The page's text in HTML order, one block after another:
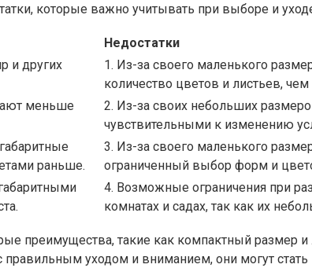
которые важно учитывать при выборе и
Недостатки
и других
1. Из-за своего маленького
количество цветов и листьев,
меньше
2. Из-за своих небольших
чувствительными к изменению
раньше.
3. Из-за своего маленького
ограниченный выбор форм и
4. Возможные ограничения при
комнатах и садах, так как их
преимущества, такие как компактный размер и
уходом и вниманием, они могут